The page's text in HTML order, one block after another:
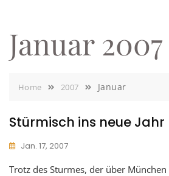
Januar 2007
Home 2007 Januar
Stürmisch ins neue Jahr
Jan. 17, 2007
Trotz des Sturmes, der über